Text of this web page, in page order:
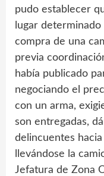
pudo establecer
lugar
compra de una
previa
había publicado
negociando el
con un arma,
son entregadas,
delincuentes
llevándose la
Jefatura de Zona